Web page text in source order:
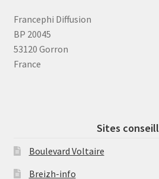
Francephi Diffusion
BP 20045
53120 Gorron
France
Sites
Boulevard Voltaire
Breizh-info